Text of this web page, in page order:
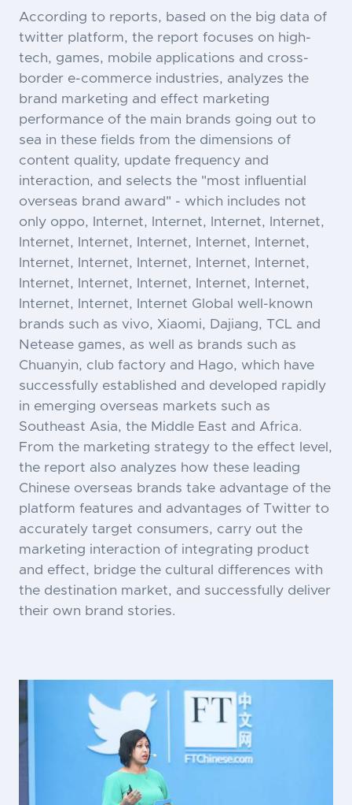
According to reports, based on the big data of
twitter platform, the report focuses on high-
tech, games, mobile applications and cross-
border e-commerce industries, analyzes the
brand marketing and effect marketing
performance of the main brands going out to
sea in these fields from the dimensions of
content quality, update frequency and
interaction, and selects the "most influential
overseas brand award" - which includes not
only oppo, Internet, Internet, Internet, Internet,
Internet, Internet, Internet, Internet, Internet,
Internet, Internet, Internet, Internet, Internet,
Internet, Internet, Internet, Internet, Internet,
Internet, Internet, Internet Global well-known
brands such as vivo, Xiaomi, Dajiang, TCL and
Netease games, as well as brands such as
Chuanyin, club factory and Hago, which have
successfully established and developed rapidly
in emerging overseas markets such as
Southeast Asia, the Middle East and Africa.
From the marketing strategy to the effect level,
the report also analyzes how these leading
Chinese overseas brands take advantage of the
platform features and advantages of Twitter to
accurately target consumers, carry out the
marketing interaction of integrating product
and effect, bridge the cultural differences with
the destination market, and successfully deliver
their own brand stories.